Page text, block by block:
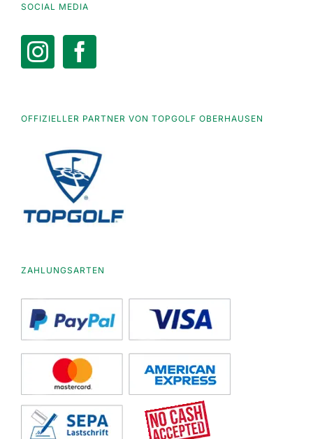
SOCIAL MEDIA
OFFIZIELLER PARTNER VON TOPGOLF OBERHAUSEN
ZAHLUNGSARTEN